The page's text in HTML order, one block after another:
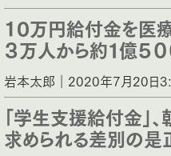
10万円給付金を医
３万人から約１億５
岩本太郎｜2020年7月20日
「学生支援給付金」
求められる差別の是